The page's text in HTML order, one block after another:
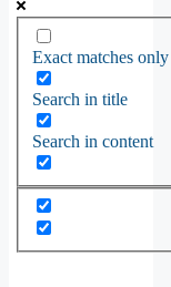
Exact matches only
Search in title
Search in content